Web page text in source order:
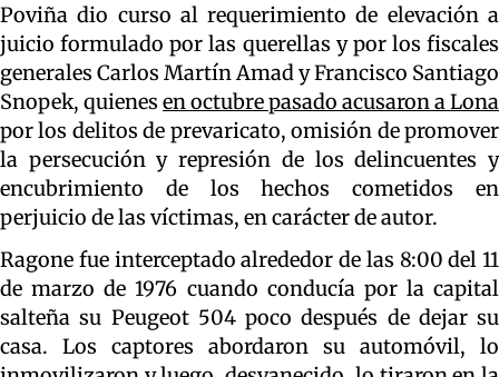
Poviña dio curso al requerimiento de elevación a
juicio formulado por las querellas y por los fiscales
generales Carlos Martín Amad y Francisco Santiago
Snopek, quienes en octubre pasado acusaron a Lona
por los delitos de prevaricato, omisión de promover
la persecución y represión de los delincuentes y
encubrimiento de los hechos cometidos en
perjuicio de las víctimas, en carácter de autor.
Ragone fue interceptado alrededor de las 8:00 del 11
de marzo de 1976 cuando conducía por la capital
salteña su Peugeot 504 poco después de dejar su
casa. Los captores abordaron su automóvil, lo